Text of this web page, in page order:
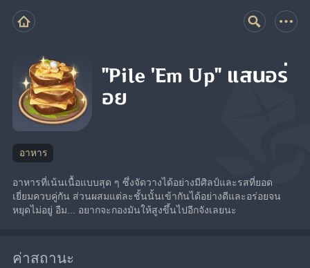
"Pile 'Em Up" แสนอร่
อย
อาหาร
อาหารที่เน้นเนื้อแบบสุด ๆ ซึ่งจัดวางได้อย่างมีศิลป์และรสที่ยอด
เยี่ยมควบคู่กัน ส่วนผสมแต่ละชั้นนั้นเข้ากันได้อย่างดีและอร่อยจน
หยุดไม่อยู่ อืม... อยากจะกองมันให้สูงขึ้นไปอีกจังเลยนะ
ค่าสถานะ